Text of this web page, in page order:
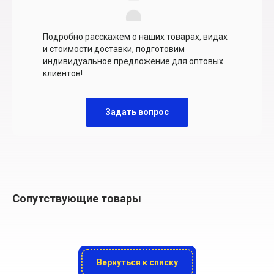
Подробно расскажем о наших товарах, видах
и стоимости доставки, подготовим
индивидуальное предложение для оптовых
клиентов!
Задать вопрос
Сопутствующие товары
Вернуться к списку